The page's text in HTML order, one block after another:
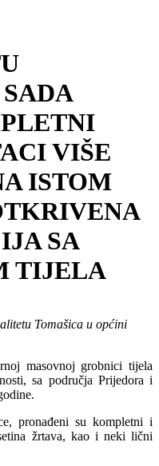
VIŠE
ISTOM
SA
TIJELA
Tomašica u općini
masovnoj grobnici tijela
sa područja Prijedora i
pronađeni su kompletni i
žrtava, kao i neki lični